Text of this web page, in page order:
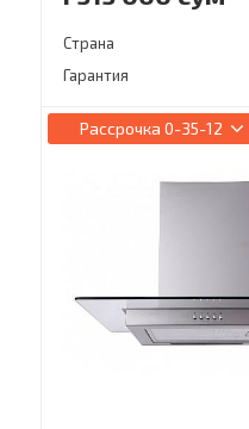
Страна
Гарантия
Рассрочка 0-35-12